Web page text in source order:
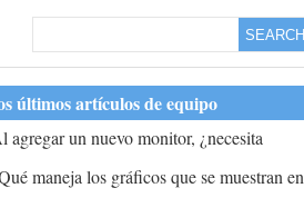
SEARCH
últimos artículos de equipo
agregar un nuevo monitor, ¿necesita
controladores?
maneja los gráficos que se muestran en